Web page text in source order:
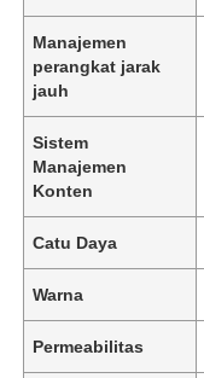
Manajemen
perangkat jarak
jauh
Sistem
Manajemen
Konten
Catu Daya
Warna
Permeabilitas